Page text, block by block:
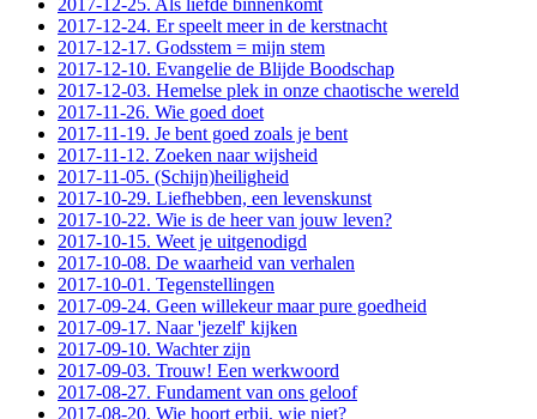
2017-12-24. Er speelt meer in de kerstnacht
2017-12-17. Godsstem = mijn stem
2017-12-10. Evangelie de Blijde Boodschap
2017-12-03. Hemelse plek in onze chaotische wereld
2017-11-26. Wie goed doet
2017-11-19. Je bent goed zoals je bent
2017-11-12. Zoeken naar wijsheid
2017-11-05. (Schijn)heiligheid
2017-10-29. Liefhebben, een levenskunst
2017-10-22. Wie is de heer van jouw leven?
2017-10-15. Weet je uitgenodigd
2017-10-08. De waarheid van verhalen
2017-10-01. Tegenstellingen
2017-09-24. Geen willekeur maar pure goedheid
2017-09-17. Naar 'jezelf' kijken
2017-09-10. Wachter zijn
2017-09-03. Trouw! Een werkwoord
2017-08-27. Fundament van ons geloof
2017-08-20. Wie hoort erbij, wie niet?